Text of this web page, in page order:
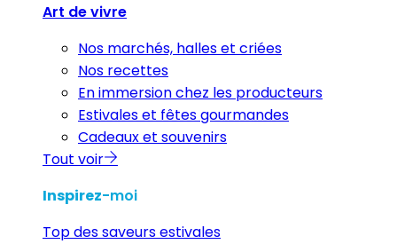
Art de vivre
Nos marchés, halles et criées
Nos recettes
En immersion chez les producteurs
Estivales et fêtes gourmandes
Cadeaux et souvenirs
Tout voir
Inspirez-moi
Top des saveurs estivales